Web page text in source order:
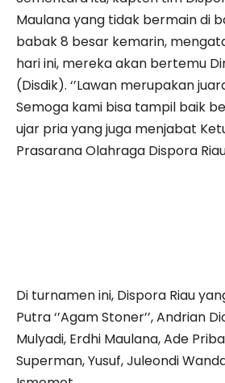
Maulana yang tidak bermain di
babak 8 besar kemarin,
hari ini, mereka akan bertemu
(Disdik). ‘’Lawan merupakan
Semoga kami bisa tampil baik
ujar pria yang juga menjabat
Prasarana Olahraga Dispora
Di turnamen ini, Dispora Riau
Putra ‘’Agam Stoner’’, Andrian
Mulyadi, Erdhi Maulana, Ade
Superman, Yusuf, Juleondi